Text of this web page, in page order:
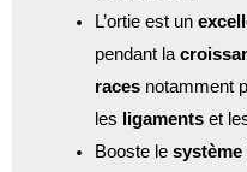
L’ortie est un
pendant la
racesnotamment
les
ligamentset
Booste le